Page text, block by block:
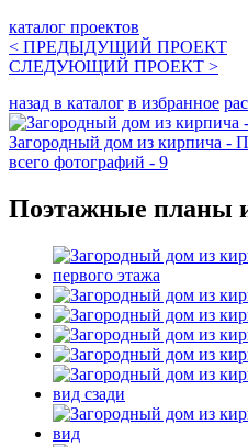
каталог проектов
< ПРЕДЫДУЩИЙ ПРОЕКТ
СЛЕДУЮЩИЙ ПРОЕКТ >
назад в каталог в избранное
Загородный дом из кирпича -
всего фотографий - 9
Поэтажные планы